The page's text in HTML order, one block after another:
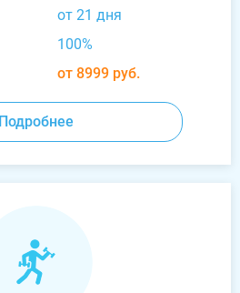
от 21 дня
100%
от 8999 руб.
Подробнее